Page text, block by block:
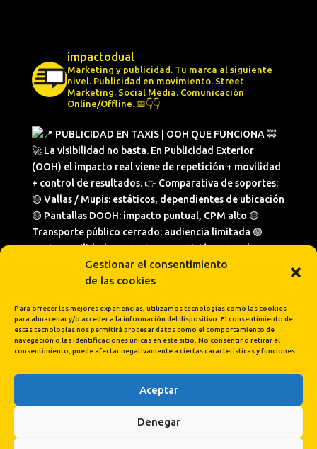
Gestionar el consentimiento
de las cookies
Para ofrecer las mejores experiencias, utilizamos tecnologías como las cookies
para almacenar y/o acceder a la información del dispositivo. El consentimiento de
estas tecnologías nos permitirá procesar datos como el comportamiento de
navegación o las identificaciones únicas en este sitio. No consentir o retirar el
consentimiento, puede afectar negativamente a ciertas características y funciones.
Aceptar
Denegar
impactodual
Marketing y publicidad. Tu marca al siguiente
nivel. Publicidad en movimiento. Street
Marketing. Social Media. Comunicación
Online/Offline. 📅👇👇
Cargar más... Síguenos en Instagram